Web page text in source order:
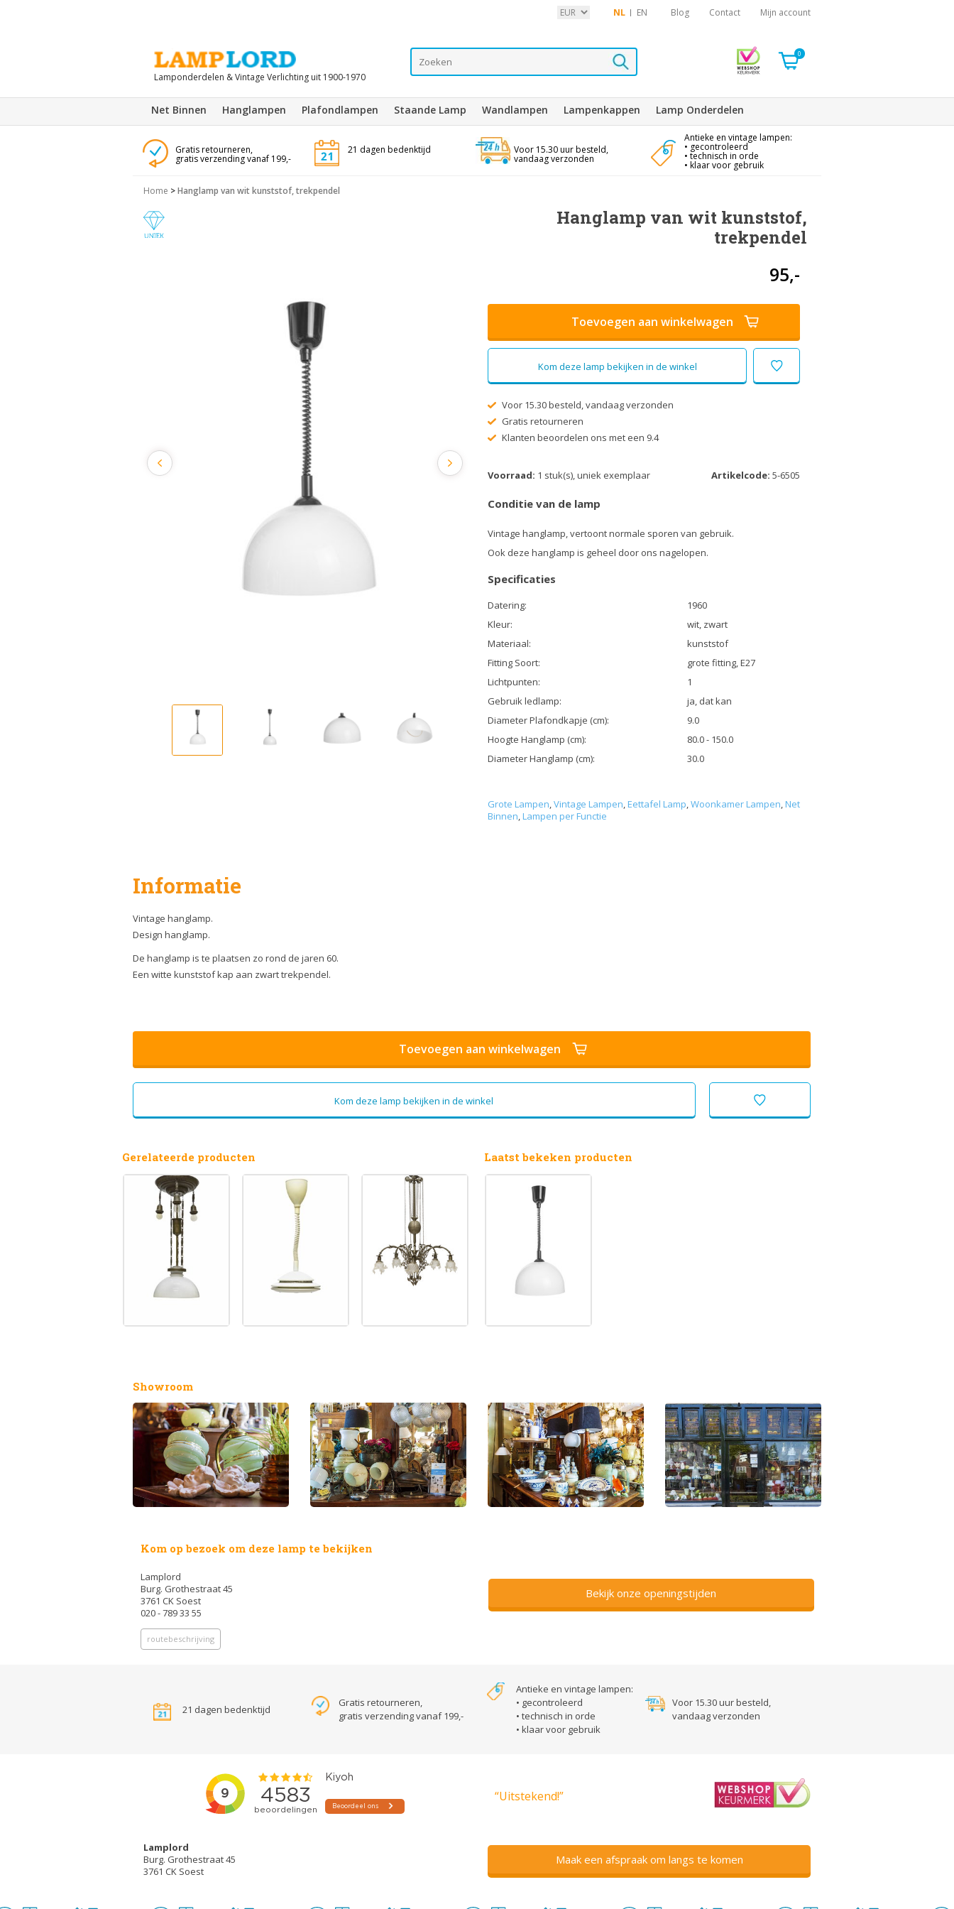
NL EN Blog Contact Mijn account
Lamponderdelen & Vintage Verlichting uit 1900-1970
0
Net Binnen Hanglampen Plafondlampen Staande Lamp Wandlampen Lampenkappen Lamp Onderdelen
Gratis retourneren,
gratis verzending vanaf 199,-
21 dagen bedenktijd Voor 15.30 uur besteld,
vandaag verzonden
Antieke en vintage lampen:
• gecontroleerd
• technisch in orde
• klaar voor gebruik
Home >Hanglamp van wit kunststof, trekpendel
Hanglamp van wit kunststof,
trekpendel
95,-
Toevoegen aan winkelwagen
Kom deze lamp bekijken in de winkel
Voor 15.30 besteld, vandaag verzonden
Gratis retourneren
Klanten beoordelen ons met een 9.4
Voorraad: 1 stuk(s), uniek exemplaar Artikelcode: 5-6505
Conditie van de lamp
Vintage hanglamp, vertoont normale sporen van gebruik.
Ook deze hanglamp is geheel door ons nagelopen.
Specificaties
Datering:
1960
Kleur:
wit, zwart
Materiaal:
kunststof
Fitting Soort:
grote fitting, E27
Lichtpunten:
1
Gebruik ledlamp:
ja, dat kan
Diameter Plafondkapje (cm):
9.0
Hoogte Hanglamp (cm):
80.0 - 150.0
Diameter Hanglamp (cm):
30.0
Grote Lampen,Vintage Lampen,Eettafel Lamp,Woonkamer Lampen,Net
Binnen,Lampen per Functie
Informatie
Vintage hanglamp.
Design hanglamp.
De hanglamp is te plaatsen zo rond de jaren 60.
Een witte kunststof kap aan zwart trekpendel.
Toevoegen aan winkelwagen
Kom deze lamp bekijken in de winkel
Gerelateerde producten Laatst bekeken producten
Showroom
Kom op bezoek om deze lamp te bekijken
Lamplord
Burg. Grothestraat 45
3761 CK Soest
020 - 789 33 55
routebeschrijving
Bekijk onze openingstijden
21 dagen bedenktijd
Gratis retourneren,
gratis verzending vanaf 199,-
Antieke en vintage lampen:
• gecontroleerd
• technisch in orde
• klaar voor gebruik
Voor 15.30 uur besteld,
vandaag verzonden
“Uitstekend!”
Lamplord
Burg. Grothestraat 45
3761 CK Soest
Maak een afspraak om langs te komen